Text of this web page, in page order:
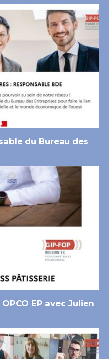
du Bureau des
EP avec Julien